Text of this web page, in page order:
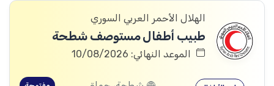
الهلال الأحمر العربي السوري
طبيب أطفال مستوصف شطحة
الموعد النهائي: 10/08/2026